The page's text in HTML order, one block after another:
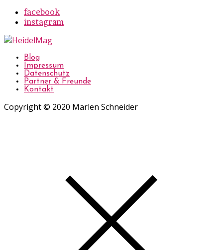
facebook
instagram
Blog
Impressum
Datenschutz
Partner & Freunde
Kontakt
Copyright © 2020 Marlen Schneider